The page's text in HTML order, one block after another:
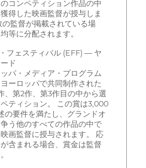
コンペティション作品の中
得した映画監督が授与しま
監督が掲載されている場
等に分配されます。
フェスティバル (EFF) — ヤ
ド
パ・メディア・プログラム
ーロッパで共同制作された
、第2作、第3作目の中から選
ティション。 この賞は3,000
の要件を満たし、グランドオ
う他のすべての作品の中で
画監督に授与されます。 応
含まれる場合、賞金は監督